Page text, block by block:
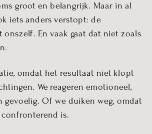
groot en belangrijk. Maar in al
iets anders verstopt: de
En vaak gaat dat niet zoals
omdat het resultaat niet klopt
We reageren emotioneel,
gevoelig. Of we duiken weg, omdat
is.